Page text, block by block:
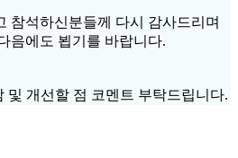
참석하신분들께 다시 감사드리며
음에도 뵙기를 바랍니다.
및 개선할 점 코멘트 부탁드립니다.